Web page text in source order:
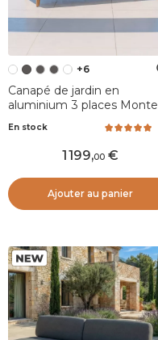
+6
Canapé de jardin en
aluminium 3 places Monte
En stock
1 199,00
Ajouter au panier